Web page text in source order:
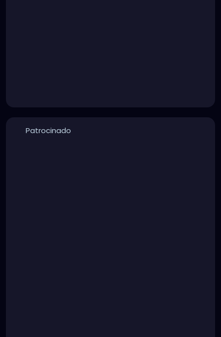
Patrocinado